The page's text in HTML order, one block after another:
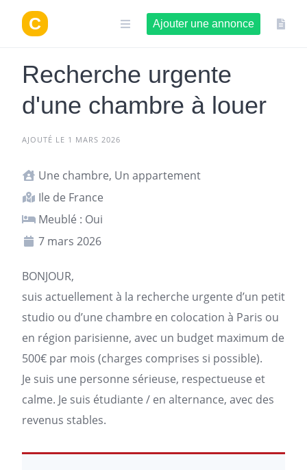
contenu
Ajouter une annonce
Recherche urgente
d'une chambre à louer
AJOUTÉ LE 1 MARS 2026
Une chambre, Un appartement
Ile de France
Meublé : Oui
7 mars 2026
BONJOUR,
suis actuellement à la recherche urgente d’un petit
studio ou d’une chambre en colocation à Paris ou
en région parisienne, avec un budget maximum de
500€ par mois (charges comprises si possible).
Je suis une personne sérieuse, respectueuse et
calme. Je suis étudiante / en alternance, avec des
revenus stables.